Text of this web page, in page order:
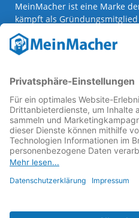
MeinMacher ist eine Marke
kämpft als Gründungsmitglied
Reparatur
Reparaturbedingungen: Für
reparieren lassen, für
Know-hows in Deutschland.
Weitere Informationen
Fachhändler finden
Über uns
FAQ - häufig gestellte Fragen
Rechtliches